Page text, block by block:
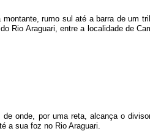
rumo sul até a barra de um
Rio Araguari, entre a localidade de
onde, por uma reta, alcança o
a sua foz no Rio Araguari.